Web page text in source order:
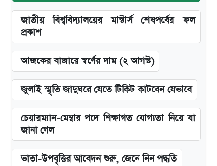
জাতীয় বিশ্ববিদ্যালয়ের মাস্টার্স শেষপর্বের ফল
প্রকাশ
আজকের বাজারে স্বর্ণের দাম (২ আগস্ট)
জুলাই স্মৃতি জাদুঘরে যেতে টিকিট কাটবেন যেভাবে
চেয়ারম্যান-মেম্বার পদে শিক্ষাগত যোগ্যতা নিয়ে যা
জানা গেল
ভাতা-উপবৃত্তির আবেদন শুরু, জেনে নিন পদ্ধতি